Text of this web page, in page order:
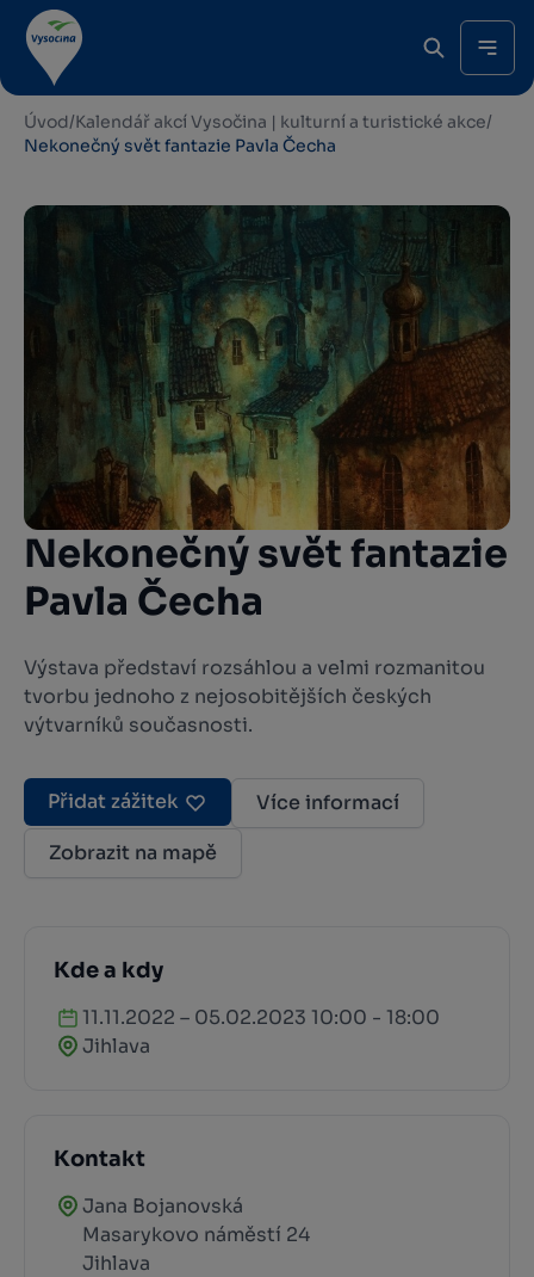
Úvod/Kalendář akcí Vysočina | kulturní a turistické akce/
Nekonečný svět fantazie Pavla Čecha
Nekonečný svět fantazie
Pavla Čecha
Výstava představí rozsáhlou a velmi rozmanitou
tvorbu jednoho z nejosobitějších českých
výtvarníků současnosti.
Přidat zážitek
Více informací
Zobrazit na mapě
Kde a kdy
11.11.2022 – 05.02.2023 10:00 - 18:00
Jihlava
Kontakt
Jana Bojanovská
Masarykovo náměstí 24
Jihlava